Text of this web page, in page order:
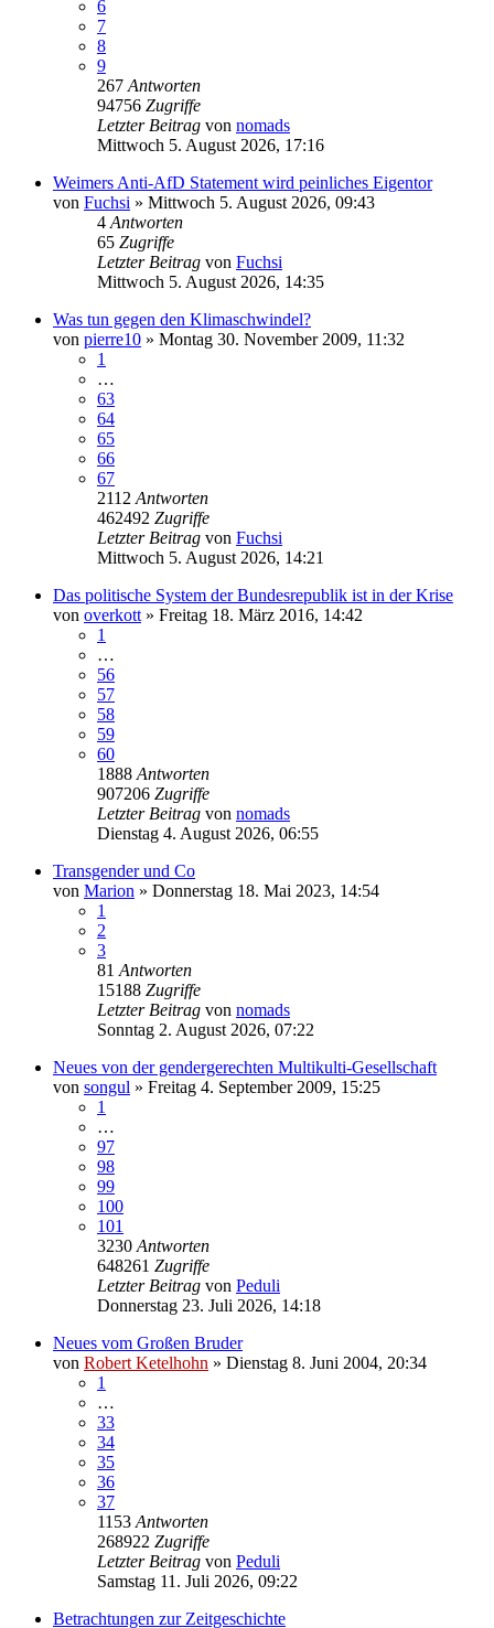
6
7
8
9
267 Antworten
94756 Zugriffe
Letzter Beitrag von nomads
Mittwoch 5. August 2026, 17:16
Weimers Anti-AfD Statement wird peinliches Eigentor
von Fuchsi » Mittwoch 5. August 2026, 09:43
4 Antworten
65 Zugriffe
Letzter Beitrag von Fuchsi
Mittwoch 5. August 2026, 14:35
Was tun gegen den Klimaschwindel?
von pierre10 » Montag 30. November 2009, 11:32
1
…
63
64
65
66
67
2112 Antworten
462492 Zugriffe
Letzter Beitrag von Fuchsi
Mittwoch 5. August 2026, 14:21
Das politische System der Bundesrepublik ist in der Krise
von overkott » Freitag 18. März 2016, 14:42
1
…
56
57
58
59
60
1888 Antworten
907206 Zugriffe
Letzter Beitrag von nomads
Dienstag 4. August 2026, 06:55
Transgender und Co
von Marion » Donnerstag 18. Mai 2023, 14:54
1
2
3
81 Antworten
15188 Zugriffe
Letzter Beitrag von nomads
Sonntag 2. August 2026, 07:22
Neues von der gendergerechten Multikulti-Gesellschaft
von songul » Freitag 4. September 2009, 15:25
1
…
97
98
99
100
101
3230 Antworten
648261 Zugriffe
Letzter Beitrag von Peduli
Donnerstag 23. Juli 2026, 14:18
Neues vom Großen Bruder
von Robert Ketelhohn » Dienstag 8. Juni 2004, 20:34
1
…
33
34
35
36
37
1153 Antworten
268922 Zugriffe
Letzter Beitrag von Peduli
Samstag 11. Juli 2026, 09:22
Betrachtungen zur Zeitgeschichte